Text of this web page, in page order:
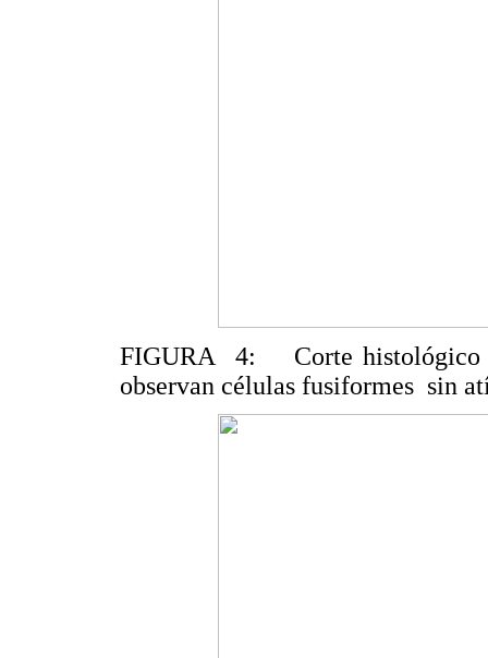
FIGURA 4: Corte histológico
observan células fusiformes sin